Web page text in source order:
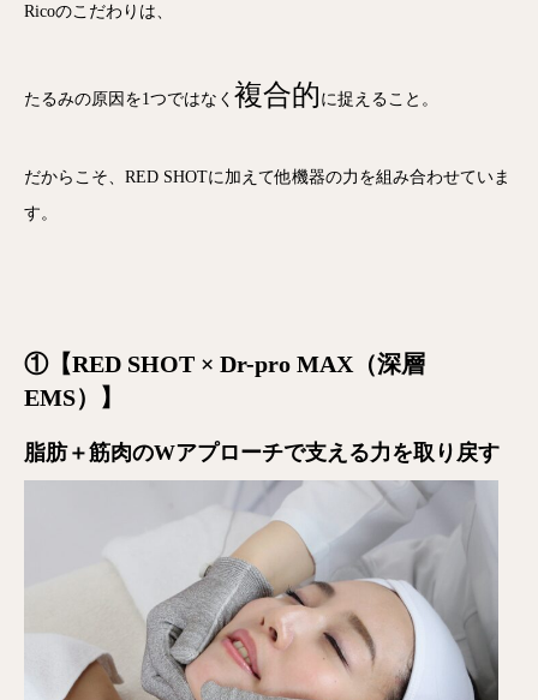
Ricoのこだわりは、
たるみの原因を1つではなく 複合的 に捉えること 。
だからこそ、RED SHOTに加えて他機器の力を組み合わせていま
す。
①【RED SHOT × Dr-pro MAX（深層
EMS）】
脂肪＋筋肉のWアプローチで支える力を取り戻す